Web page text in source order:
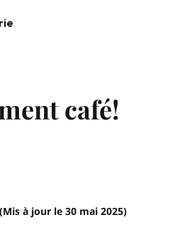
café!
à jour le 30 mai 2025)